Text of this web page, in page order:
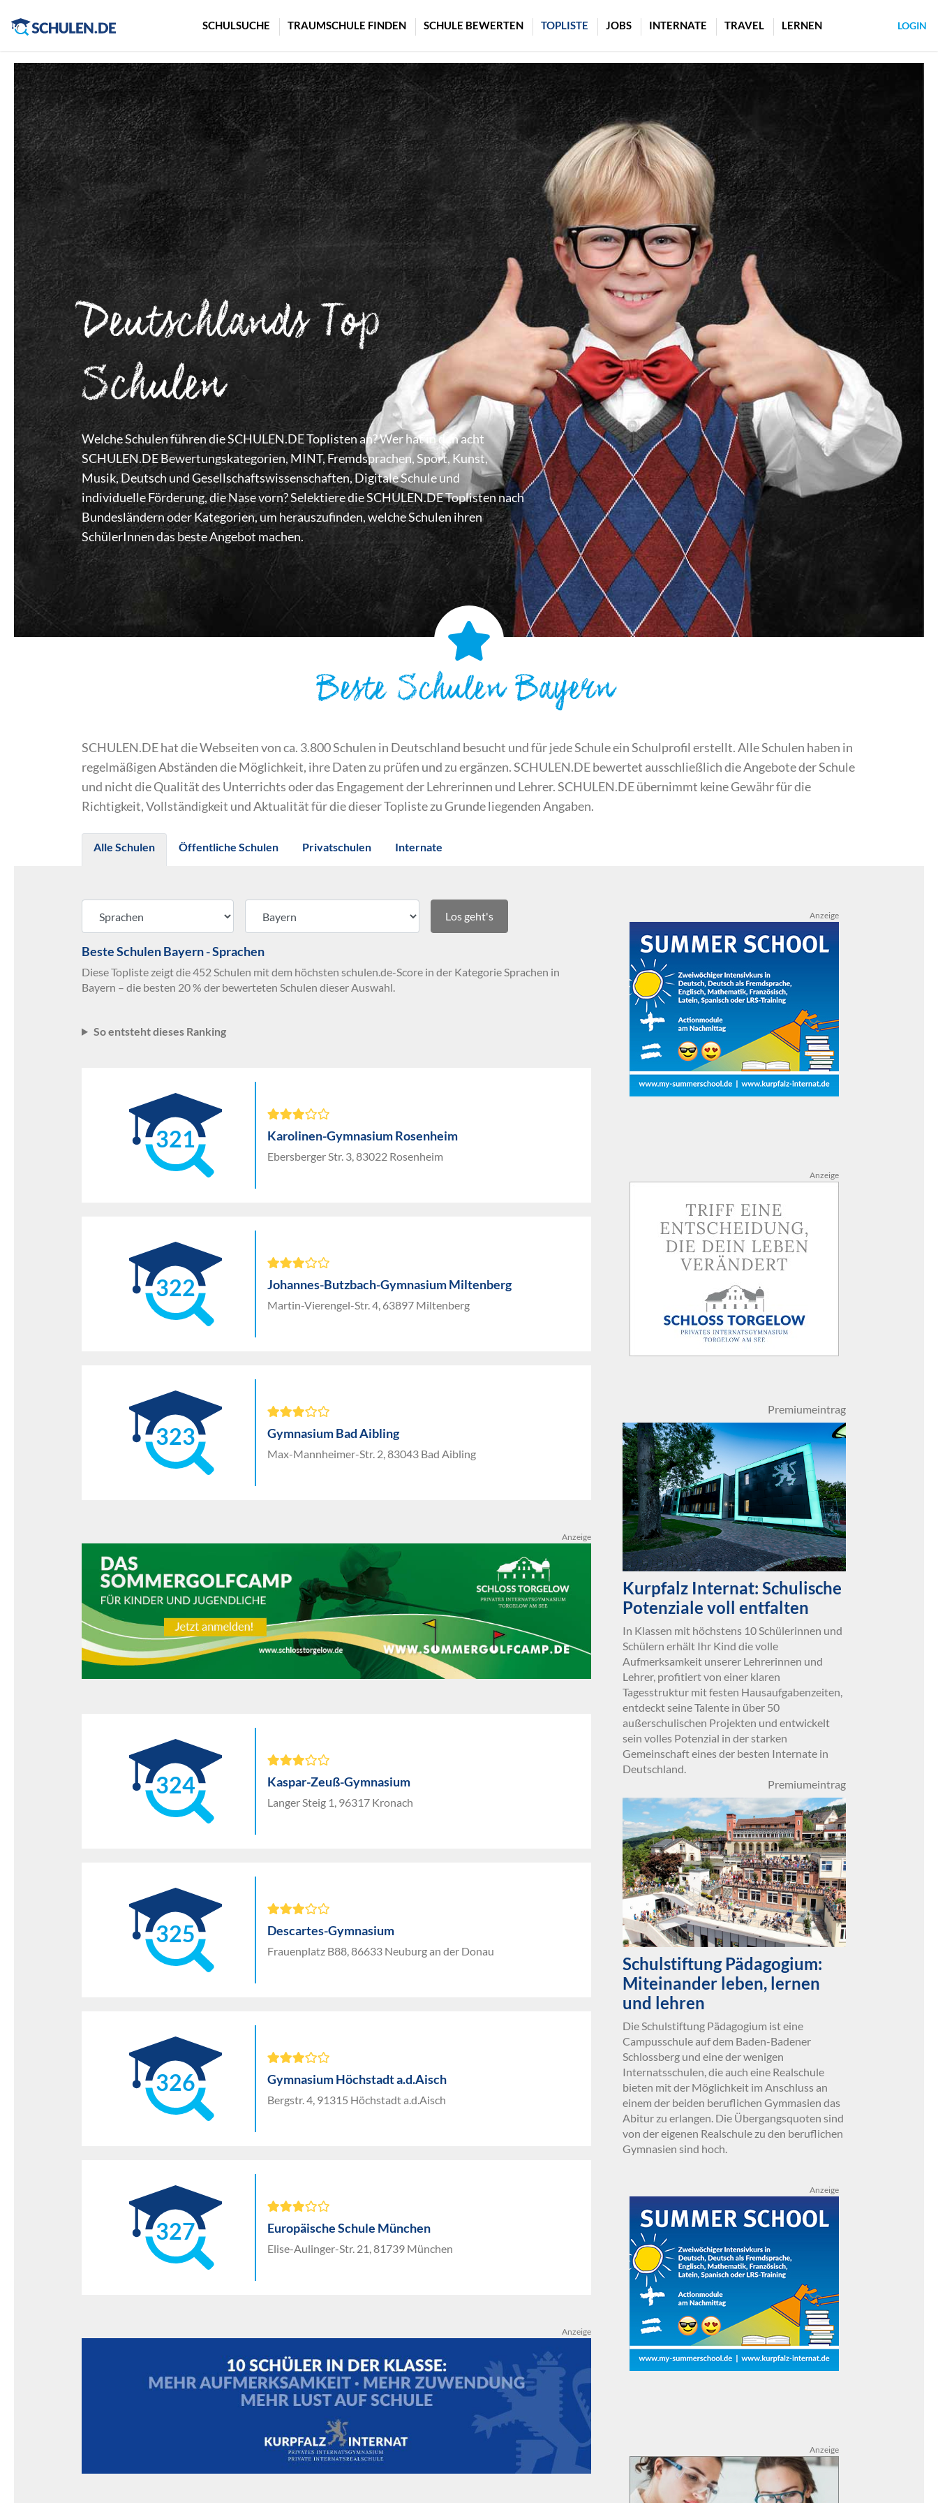
SCHULSUCHE TRAUMSCHULE FINDEN SCHULE BEWERTEN TOPLISTE JOBS INTERNATE TRAVEL LERNEN LOGIN
Deutschlands Top
Schulen
Welche Schulen führen die SCHULEN.DE Toplisten an? Wer hat in den acht
SCHULEN.DE Bewertungskategorien, MINT, Fremdsprachen, Sport, Kunst,
Musik, Deutsch und Gesellschaftswissenschaften, Digitale Schule und
individuelle Förderung, die Nase vorn? Selektiere die SCHULEN.DE Toplisten nach
Bundesländern oder Kategorien, um herauszufinden, welche Schulen ihren
SchülerInnen das beste Angebot machen.
Beste Schulen Bayern
SCHULEN.DE hat die Webseiten von ca. 3.800 Schulen in Deutschland besucht und für jede Schule ein Schulprofil erstellt. Alle Schulen haben in
regelmäßigen Abständen die Möglichkeit, ihre Daten zu prüfen und zu ergänzen. SCHULEN.DE bewertet ausschließlich die Angebote der Schule
und nicht die Qualität des Unterrichts oder das Engagement der Lehrerinnen und Lehrer. SCHULEN.DE übernimmt keine Gewähr für die
Richtigkeit, Vollständigkeit und Aktualität für die dieser Topliste zu Grunde liegenden Angaben.
Alle Schulen Öffentliche Schulen Privatschulen Internate
Los geht's
Beste Schulen Bayern - Sprachen
Diese Topliste zeigt die 452 Schulen mit dem höchsten schulen.de-Score in der Kategorie Sprachen in
Bayern – die besten 20 % der bewerteten Schulen dieser Auswahl.
So entsteht dieses Ranking
321 Karolinen-Gymnasium Rosenheim
Ebersberger Str. 3, 83022 Rosenheim
322 Johannes-Butzbach-Gymnasium Miltenberg
Martin-Vierengel-Str. 4, 63897 Miltenberg
323 Gymnasium Bad Aibling
Max-Mannheimer-Str. 2, 83043 Bad Aibling
Anzeige
324 Kaspar-Zeuß-Gymnasium
Langer Steig 1, 96317 Kronach
325 Descartes-Gymnasium
Frauenplatz B88, 86633 Neuburg an der Donau
326 Gymnasium Höchstadt a.d.Aisch
Bergstr. 4, 91315 Höchstadt a.d.Aisch
327 Europäische Schule München
Elise-Aulinger-Str. 21, 81739 München
Anzeige
Anzeige
Anzeige
Premiumeintrag
Kurpfalz Internat: Schulische
Potenziale voll entfalten
In Klassen mit höchstens 10 Schülerinnen und
Schülern erhält Ihr Kind die volle
Aufmerksamkeit unserer Lehrerinnen und
Lehrer, profitiert von einer klaren
Tagesstruktur mit festen Hausaufgabenzeiten,
entdeckt seine Talente in über 50
außerschulischen Projekten und entwickelt
sein volles Potenzial in der starken
Gemeinschaft eines der besten Internate in
Deutschland.
Premiumeintrag
Schulstiftung Pädagogium:
Miteinander leben, lernen
und lehren
Die Schulstiftung Pädagogium ist eine
Campusschule auf dem Baden-Badener
Schlossberg und eine der wenigen
Internatsschulen, die auch eine Realschule
bieten mit der Möglichkeit im Anschluss an
einem der beiden beruflichen Gymmasien das
Abitur zu erlangen. Die Übergangsquoten sind
von der eigenen Realschule zu den beruflichen
Gymnasien sind hoch.
Anzeige
Anzeige